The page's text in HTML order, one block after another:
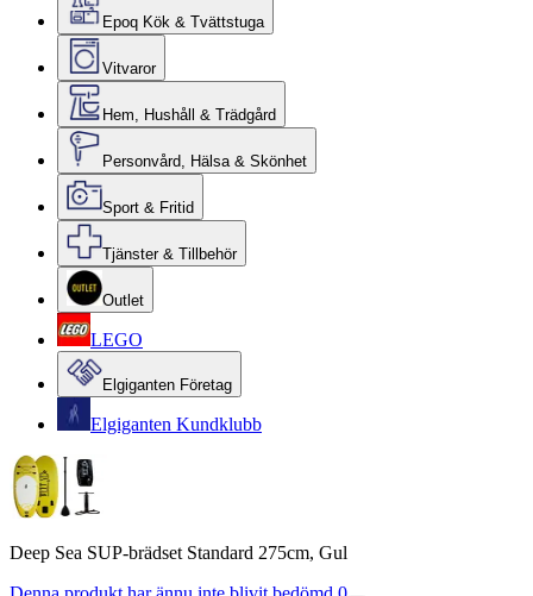
Epoq Kök & Tvättstuga
Vitvaror
Hem, Hushåll & Trädgård
Personvård, Hälsa & Skönhet
Sport & Fritid
Tjänster & Tillbehör
Outlet
LEGO
Elgiganten Företag
Elgiganten Kundklubb
Deep Sea SUP-brädset Standard 275cm, Gul